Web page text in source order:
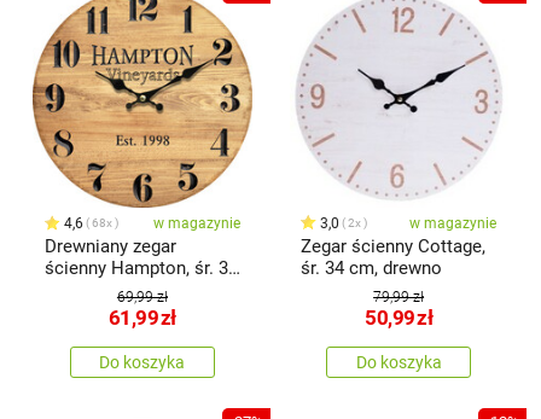
4,6 68x w magazynie
Drewniany zegar
ścienny Hampton, śr. 34
69,99 zł
61,99zł
Do koszyka
3,0 2x w magazynie
Zegar ścienny Cottage,
śr. 34 cm, drewno
79,99 zł
50,99zł
Do koszyka